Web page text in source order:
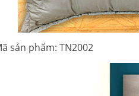
sản phẩm: TN2002